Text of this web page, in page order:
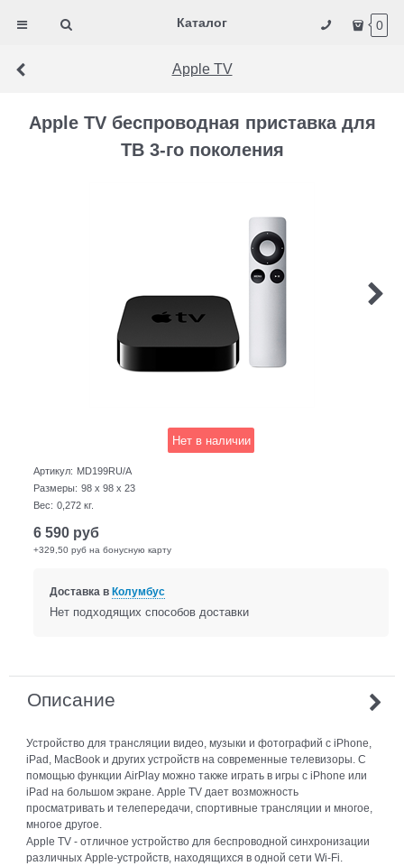
Каталог 0
Apple TV
Apple TV беспроводная приставка для
ТВ 3-го поколения
Нет в наличии
Артикул: MD199RU/A
Размеры: 98 x 98 x 23
Вес: 0,272 кг.
6 590 руб
+329,50 руб на бонусную карту
Доставка в Колумбус
Нет подходящих способов доставки
Описание
Устройство для трансляции видео, музыки и фотографий с iPhone,
iPad, MacBook и других устройств на современные телевизоры. С
помощью функции AirPlay можно также играть в игры с iPhone или
iPad на большом экране. Apple TV дает возможность
просматривать и телепередачи, спортивные трансляции и многое,
многое другое.
Apple TV - отличное устройство для беспроводной синхронизации
различных Apple-устройств, находящихся в одной сети Wi-Fi.